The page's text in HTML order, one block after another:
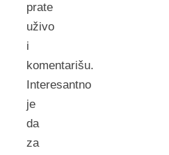
prate
uživo
i
komentarišu.
Interesantno
je
da
za